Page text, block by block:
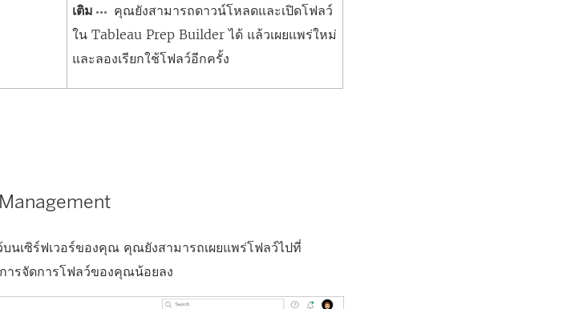
เติม
คุณยังสามารถดาวน์โหลดและเปิดโฟลว์
ใน Tableau Prep Builder ได้ แล้วเผยแพร่ใหม่
และลองเรียกใช้โฟลว์อีกครั้ง
บนเซิร์ฟเวอร์ของคุณ คุณยังสามารถเผยแพร่โฟลว์ไปที่
ารจัดการโฟลว์ของคุณน้อยลง